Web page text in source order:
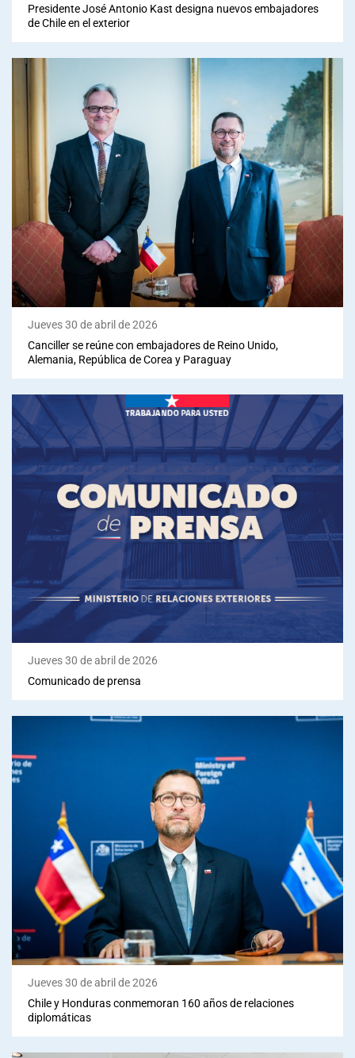
Presidente José Antonio Kast designa nuevos embajadores
de Chile en el exterior
Jueves 30 de abril de 2026
Canciller se reúne con embajadores de Reino Unido,
Alemania, República de Corea y Paraguay
Jueves 30 de abril de 2026
Comunicado de prensa
Jueves 30 de abril de 2026
Chile y Honduras conmemoran 160 años de relaciones
diplomáticas